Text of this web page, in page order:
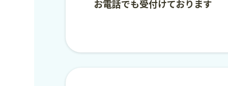
お電話でも受付けております